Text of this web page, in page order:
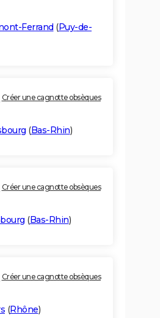
Ferrand (Puy-de-
Créer une cagnotte obsèques
(Bas-Rhin)
Créer une cagnotte obsèques
(Bas-Rhin)
Créer une cagnotte obsèques
(Rhône)